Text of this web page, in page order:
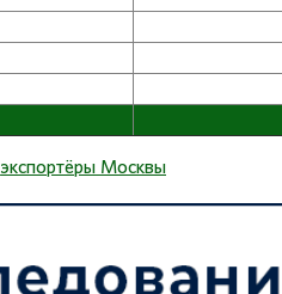
экспортёры Москвы